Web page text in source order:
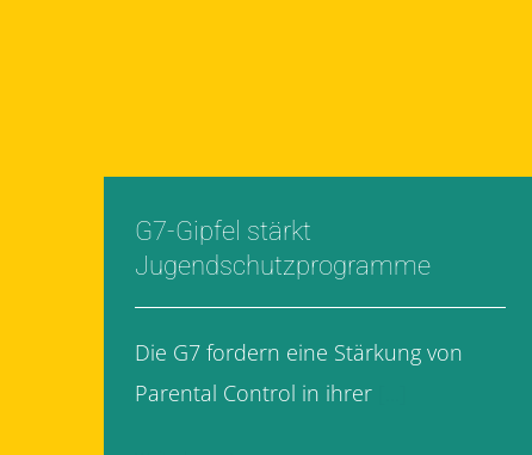
G7-Gipfel stärkt
Jugendschutzprogramme
Die G7 fordern eine Stärkung von
Parental Control in ihrer